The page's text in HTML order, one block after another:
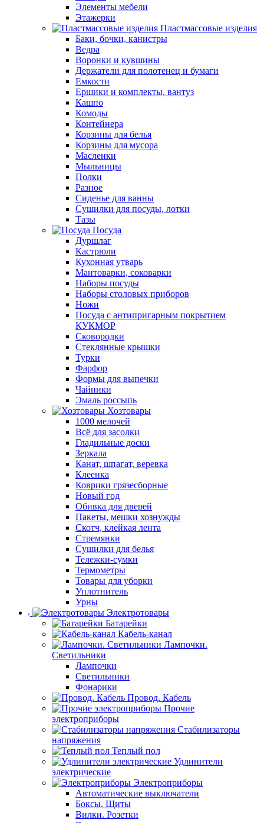
Элементы мебели
Этажерки
Пластмассовые изделия
Баки, бочки, канистры
Ведра
Воронки и кувшины
Держатели для полотенец и бумаги
Емкости
Ершики и комплекты, вантуз
Кашпо
Комоды
Контейнера
Корзины для белья
Корзины для мусора
Масленки
Мыльницы
Полки
Разное
Сиденье для ванны
Сушилки для посуды, лотки
Тазы
Посуда
Дуршлаг
Кастрюли
Кухонная утварь
Мантоварки, соковарки
Наборы посуды
Наборы столовых приборов
Ножи
Посуда с антипригарным покрытием
КУКМОР
Сковородки
Стеклянные крышки
Турки
Фарфор
Формы для выпечки
Чайники
Эмаль россыпь
Хозтовары
1000 мелочей
Всё для засолки
Гладильные доски
Зеркала
Канат, шпагат, веревка
Клеенка
Коврики грязесборные
Новый год
Обивка для дверей
Пакеты, мешки хознужды
Скотч, клейкая лента
Стремянки
Сушилки для белья
Тележки-сумки
Термометры
Товары для уборки
Уплотнитель
Урны
Электротовары
Батарейки
Кабель-канал
Лампочки.
Светильники
Лампочки
Светильники
Фонарики
Провод. Кабель
Прочие
электроприборы
Стабилизаторы
напряжения
Теплый пол
Удлинители
электрические
Электроприборы
Автоматические выключатели
Боксы. Щиты
Вилки. Розетки